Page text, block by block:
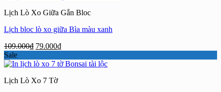
49.000₫.
Lịch Lò Xo Giữa Gắn Bloc
Lịch bloc lò xo giữa Bìa màu xanh
109.000₫ Giá
là:
79.000₫Giá
tại
Sale
Lịch Lò Xo 7 Tờ